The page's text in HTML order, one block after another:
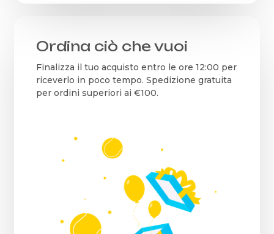
Ordina ciò che vuoi
Finalizza il tuo acquisto entro le ore 12:00 per
riceverlo in poco tempo. Spedizione gratuita
per ordini superiori ai €100.